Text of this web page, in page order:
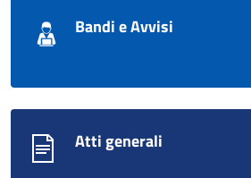
Bandi e Avvisi
Atti generali